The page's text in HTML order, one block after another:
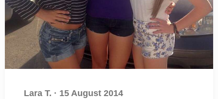
Lara T. · 15 August 2014